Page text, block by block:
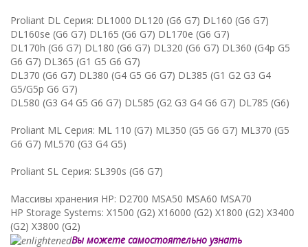
Proliant DL Серия: DL1000 DL120 (G6 G7) DL160 (G6 G7)
DL160se (G6 G7) DL165 (G6 G7) DL170e (G6 G7)
DL170h (G6 G7) DL180 (G6 G7) DL320 (G6 G7) DL360 (G4p G5
G6 G7) DL365 (G1 G5 G6 G7)
DL370 (G6 G7) DL380 (G4 G5 G6 G7) DL385 (G1 G2 G3 G4
G5/G5p G6 G7)
DL580 (G3 G4 G5 G6 G7) DL585 (G2 G3 G4 G6 G7) DL785 (G6)
Proliant ML Серия: ML 110 (G7) ML350 (G5 G6 G7) ML370 (G5
G6 G7) ML570 (G3 G4 G5)
Proliant SL Серия: SL390s (G6 G7)
Массивы хранения HP: D2700 MSA50 MSA60 MSA70
HP Storage Systems: X1500 (G2) X16000 (G2) X1800 (G2) X3400
(G2) X3800 (G2)
Вы можете самостоятельно узнать